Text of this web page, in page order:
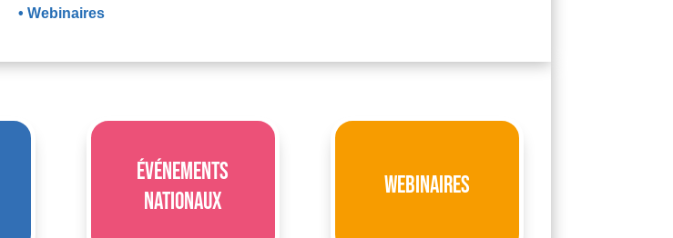
• Webinaires
Événements
nationaux
Webinaires